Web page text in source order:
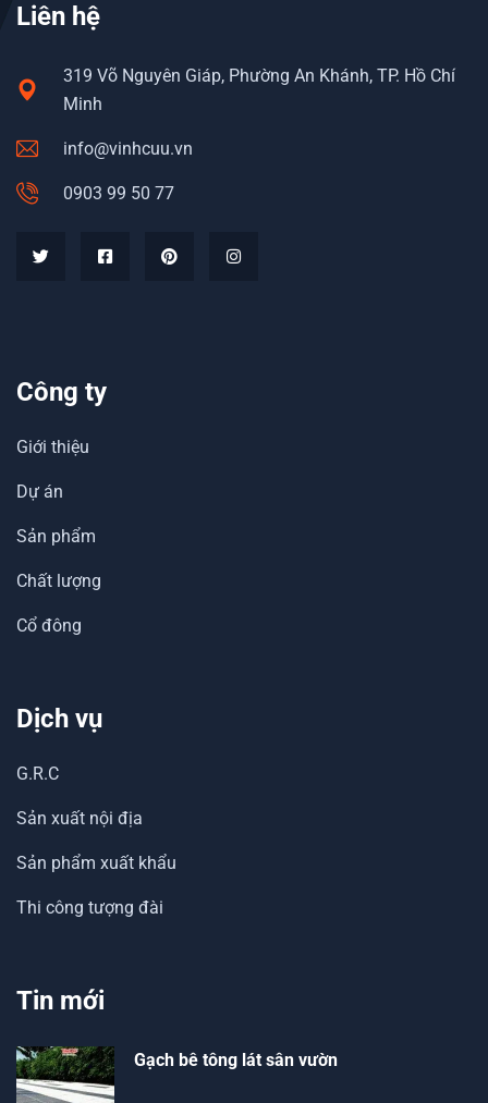
Liên hệ
319 Võ Nguyên Giáp, Phường An Khánh, TP. Hồ Chí
Minh
info@vinhcuu.vn
0903 99 50 77
Công ty
Giới thiệu
Dự án
Sản phẩm
Chất lượng
Cổ đông
Dịch vụ
G.R.C
Sản xuất nội địa
Sản phẩm xuất khẩu
Thi công tượng đài
Tin mới
Gạch bê tông lát sân vườn